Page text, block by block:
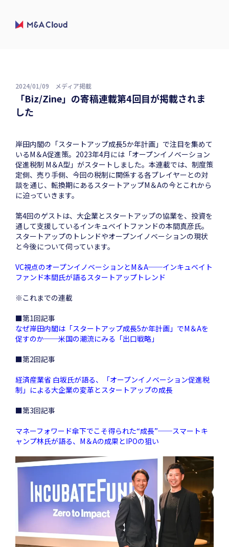
2024/01/09 メディア掲載
「Biz/Zine」の寄稿連載第4回目が掲載されま
した
岸田内閣の「スタートアップ成長5か年計画」で注目を集めて
いるM＆A促進策。2023年4月には「オープンイノベーション
促進税制 M＆A型」がスタートしました。本連載では、制度策
定側、売り手側、今回の税制に関係する各プレイヤーとの対
談を通じ、転換期にあるスタートアップM＆Aの今とこれから
に迫っていきます。
第4回のゲストは、大企業とスタートアップの協業を、投資を
通して支援しているインキュベイトファンドの本間真彦氏。
スタートアップのトレンドやオープンイノベーションの現状
と今後について伺っています。
VC視点のオープンイノベーションとM＆A──インキュベイト
ファンド本間氏が語るスタートアップトレンド
※これまでの連載
■第1回記事
なぜ岸田内閣は「スタートアップ成長5か年計画」でM＆Aを
促すのか──米国の潮流にみる「出口戦略」
■第2回記事
経済産業省 白坂氏が語る、「オープンイノベーション促進税
制」による大企業の変革とスタートアップの成長
■第3回記事
マネーフォワード傘下でこそ得られた“成長”──スマートキ
ャンプ林氏が語る、M＆Aの成果とIPOの狙い